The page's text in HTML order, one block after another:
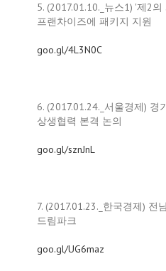
5. (2017.01.10._뉴스1) '제2
프랜차이즈에 패키지 지원
goo.gl/4L3N0C
6. (2017.01.24._서울경제) 경
상생협력 본격 논의
goo.gl/sznJnL
7. (2017.01.23._한국경제) 전
드림파크
goo.gl/UG6maz